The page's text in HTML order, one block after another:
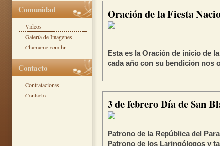
Oración de la Fiesta
Esta es la Oración de inicio de
cada año con su bendición nos
3 de febrero Día de San
Patrono de la República del
Patrono de los Laringólogos y
Comunidad
Videos
Galería de Imagenes
Chamame.com.br
Contacto
Contrataciones
Contacto